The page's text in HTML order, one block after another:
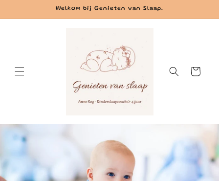
content
Welkom bij Genieten van Slaap.
Winkelwagen